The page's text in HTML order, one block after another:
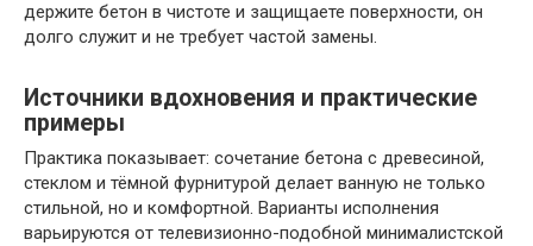
держите бетон в чистоте и защищаете поверхности, он
долго служит и не требует частой замены.
Источники вдохновения и практические
примеры
Практика показывает: сочетание бетона с древесиной,
стеклом и тёмной фурнитурой делает ванную не только
стильной, но и комфортной. Варианты исполнения
варьируются от телевизионно-подобной минималистской